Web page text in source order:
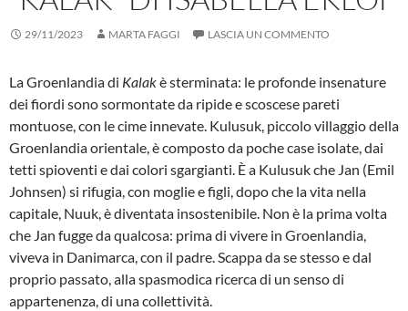
29/11/2023 MARTA FAGGI LASCIA UN COMMENTO
La Groenlandia di Kalakè sterminata: le profonde insenature
dei fiordi sono sormontate da ripide e scoscese pareti
montuose, con le cime innevate. Kulusuk, piccolo villaggio della
Groenlandia orientale, è composto da poche case isolate, dai
tetti spioventi e dai colori sgargianti. È a Kulusuk che Jan (Emil
Johnsen) si rifugia, con moglie e figli, dopo che la vita nella
capitale, Nuuk, è diventata insostenibile. Non è la prima volta
che Jan fugge da qualcosa: prima di vivere in Groenlandia,
viveva in Danimarca, con il padre. Scappa da se stesso e dal
proprio passato, alla spasmodica ricerca di un senso di
appartenenza, di una collettività.